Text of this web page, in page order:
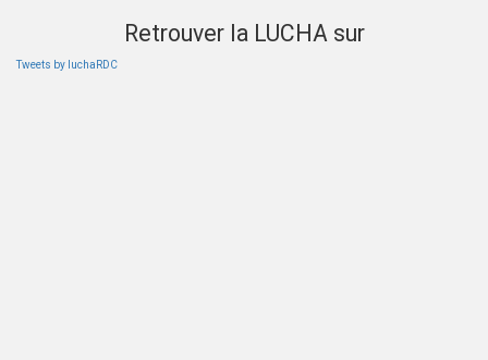
Retrouver la LUCHA sur
Tweets by luchaRDC